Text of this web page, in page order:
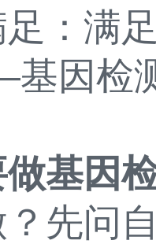
满足
因检
基因
问自